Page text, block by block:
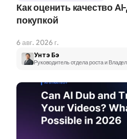
Как оценить качество
покупкой
6 авг. 2026 г.
Унтэ Бэ
Руководитель отдела роста и